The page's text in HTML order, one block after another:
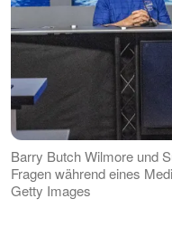
Barry Butch Wilmore und
Fragen während eines
Getty Images